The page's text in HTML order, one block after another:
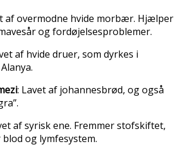
af overmodne hvide morbær. Hjælper
og fordøjelsesproblemer.
af hvide druer, som dyrkes i
: Lavet af johannesbrød, og også
af syrisk ene. Fremmer stofskiftet,
og lymfesystem.